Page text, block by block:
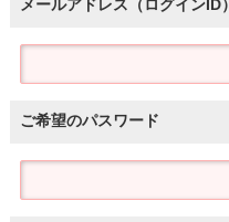
メールアドレス（ログインID）
ご希望のパスワード